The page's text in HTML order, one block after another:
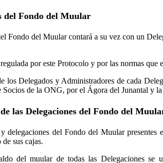
del Fondo del Muular
Fondo del Muular contará a su vez con un
regulada por este Protocolo y por las normas
los Delegados y Administradores de cada
Socios de la ONG, por el Ágora del Junantal y
las Delegaciones del Fondo del
delegaciones del Fondo del Muular presentes
sus cajas.
del muular de todas las Delegaciones